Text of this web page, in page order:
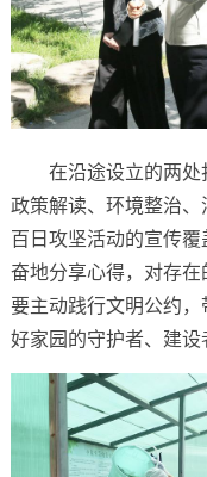
在沿途设立的两处
政策解读、环境整治
百日攻坚活动的宣传
奋地分享心得，对存
要主动践行文明公约
好家园的守护者、建设